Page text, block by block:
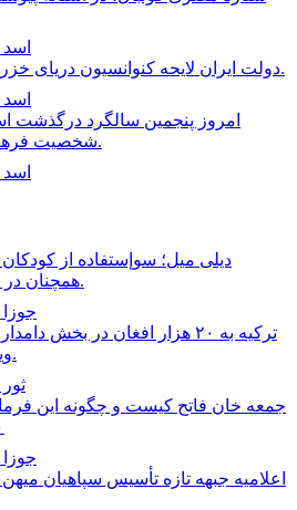
۱۵ اسد ۱۴۰۵، ۲۲:۳۵
دولت ايران لايحه كنوانسيون درياى خزر را به مجلس فرستاد.
۱۵ اسد ۱۴۰۵، ۲۰:۳۸
امروز پنجمین سالگرد درگذشت
شخصیت فرهنگی افغانستان است.
۱۵ اسد ۱۴۰۵، ۲۰:۲۰
ديلى ميل؛ سوإستفاده از
همچنان در افغانستان ادامه دارد.
۱۰ جوزا ۱۴۰۵، ۲۳:۲۴
ترکیه به ۲۰ هزار افغان در بخش
ویزای کاری داده است.
۲۶ ثور ۱۴۰۵، ۰۷:۲۵
جمعه خان فاتح كيست و چگونه اين
۳۱ جوزا ۱۴۰۵، ۱۹:۱۲
اعلاميه جبهه تازه تأسيس سپاهيان